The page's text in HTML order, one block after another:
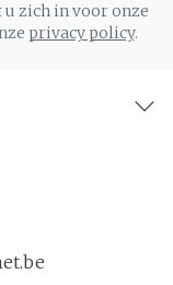
zich in voor onze
privacy policy.